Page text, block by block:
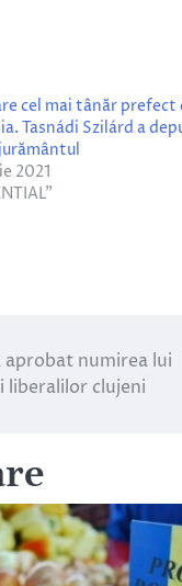
cel mai tânăr prefect
Tasnádi Szilárd a
2021
numirea lui
liberalilor clujeni